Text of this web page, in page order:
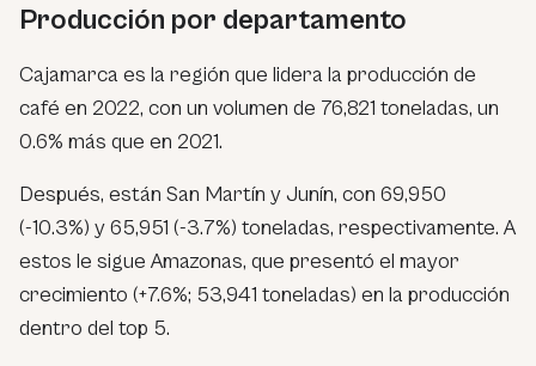
Producción por departamento
Cajamarca es la región que lidera la producción de
café en 2022, con un volumen de 76,821 toneladas, un
0.6% más que en 2021.
Después, están San Martín y Junín, con 69,950
(-10.3%) y 65,951 (-3.7%) toneladas, respectivamente. A
estos le sigue Amazonas, que presentó el mayor
crecimiento (+7.6%; 53,941 toneladas) en la producción
dentro del top 5.